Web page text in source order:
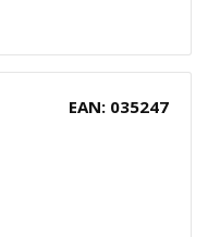
EAN: 035247